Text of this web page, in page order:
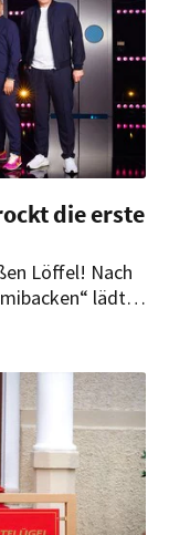
die erste
Löffel! Nach
lädt